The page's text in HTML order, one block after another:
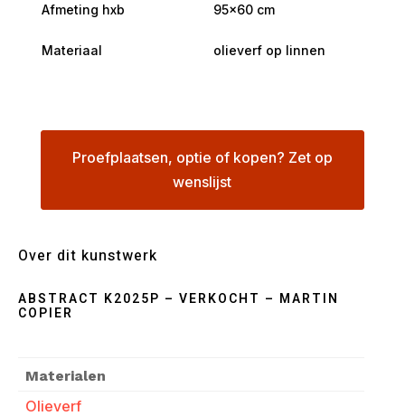
Afmeting hxb 95×60 cm
Materiaal olieverf op linnen
Proefplaatsen, optie of kopen? Zet op
wenslijst
Over dit kunstwerk
ABSTRACT K2025P – VERKOCHT – MARTIN
COPIER
Materialen
Olieverf